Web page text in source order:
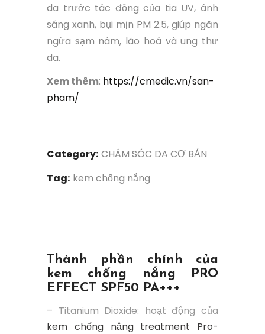
da trước tác động của tia UV, ánh
sáng xanh, bụi mịn PM 2.5, giúp ngăn
ngừa sạm nám, lão hoá và ung thư
da.
Xem thêm: https://cmedic.vn/san-
pham/
Category: CHĂM SÓC DA CƠ BẢN
Tag: kem chống nắng
Thành phần chính của
kem chống nắng PRO
EFFECT SPF50 PA+++
– Titanium Dioxide: hoạt động của
kem chống nắng treatment Pro-